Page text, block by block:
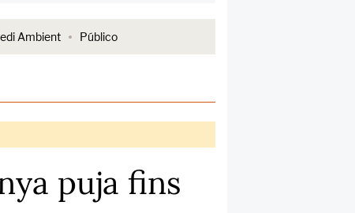
Ambient Público
puja fins